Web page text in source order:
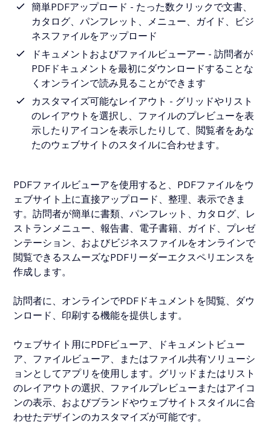
簡単PDFアップロード - たった数クリックで文書、
カタログ、パンフレット、メニュー、ガイド、ビジ
ネスファイルをアップロード
ドキュメントおよびファイルビューアー - 訪問者が
PDFドキュメントを最初にダウンロードすることな
くオンラインで読み見ることができます
カスタマイズ可能なレイアウト - グリッドやリスト
のレイアウトを選択し、ファイルのプレビューを表
示したりアイコンを表示したりして、閲覧者をあな
たのウェブサイトのスタイルに合わせます。
PDFファイルビューアを使用すると、PDFファイルをウ
ェブサイト上に直接アップロード、整理、表示できま
す。訪問者が簡単に書類、パンフレット、カタログ、レ
ストランメニュー、報告書、電子書籍、ガイド、プレゼ
ンテーション、およびビジネスファイルをオンラインで
閲覧できるスムーズなPDFリーダーエクスペリエンスを
作成します。
訪問者に、オンラインでPDFドキュメントを閲覧、ダウ
ンロード、印刷する機能を提供します。
ウェブサイト用にPDFビューア、ドキュメントビュー
ア、ファイルビューア、またはファイル共有ソリューシ
ョンとしてアプリを使用します。グリッドまたはリスト
のレイアウトの選択、ファイルプレビューまたはアイコ
ンの表示、およびブランドやウェブサイトスタイルに合
わせたデザインのカスタマイズが可能です。